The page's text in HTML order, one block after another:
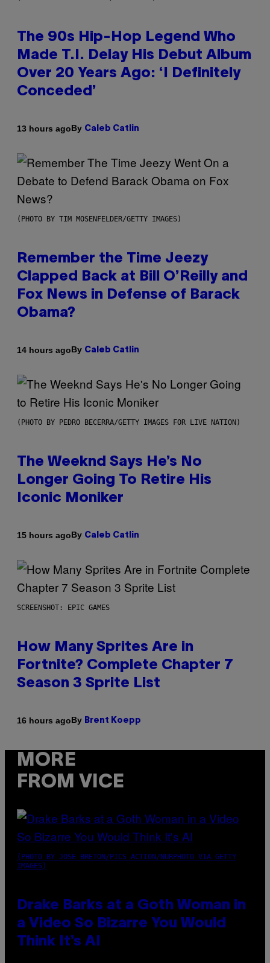
The 90s Hip-Hop Legend Who
Made T.I. Delay His Debut Album
Over 20 Years Ago: ‘I Definitely
Conceded’
13 hours agoBy Caleb Catlin
(PHOTO BY TIM MOSENFELDER/GETTY IMAGES)
Remember the Time Jeezy
Clapped Back at Bill O’Reilly and
Fox News in Defense of Barack
Obama?
14 hours agoBy Caleb Catlin
(PHOTO BY PEDRO BECERRA/GETTY IMAGES FOR LIVE NATION)
The Weeknd Says He’s No
Longer Going To Retire His
Iconic Moniker
15 hours agoBy Caleb Catlin
SCREENSHOT: EPIC GAMES
How Many Sprites Are in
Fortnite? Complete Chapter 7
Season 3 Sprite List
16 hours agoBy Brent Koepp
MORE
FROM VICE
(PHOTO BY JOSE BRETON/PICS ACTION/NURPHOTO VIA GETTY
IMAGES)
Drake Barks at a Goth Woman in
a Video So Bizarre You Would
Think It’s AI